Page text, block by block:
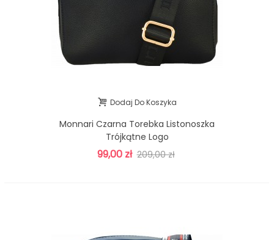
Dodaj Do Koszyka
Monnari Czarna Torebka Listonoszka
Trójkątne Logo
99,00 zł 209,00 zł